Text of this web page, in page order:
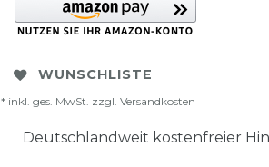
WUNSCHLISTE
* inkl. ges. MwSt. zzgl. Versandkosten
Deutschlandweit kostenfreier